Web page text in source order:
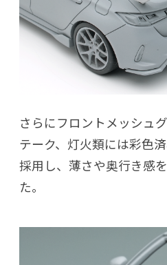
さらにフロントメッシュ
テーク、灯火類には彩色
採用し、薄さや奥行き感
た。